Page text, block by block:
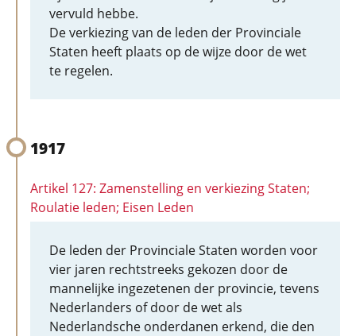
vervuld hebbe.
De verkiezing van de leden der Provinciale
Staten heeft plaats op de wijze door de wet
te regelen.
1917
Artikel 127: Zamenstelling en verkiezing Staten;
Roulatie leden; Eisen Leden
De leden der Provinciale Staten worden voor
vier jaren rechtstreeks gekozen door de
mannelijke ingezetenen der provincie, tevens
Nederlanders of door de wet als
Nederlandsche onderdanen erkend, die den